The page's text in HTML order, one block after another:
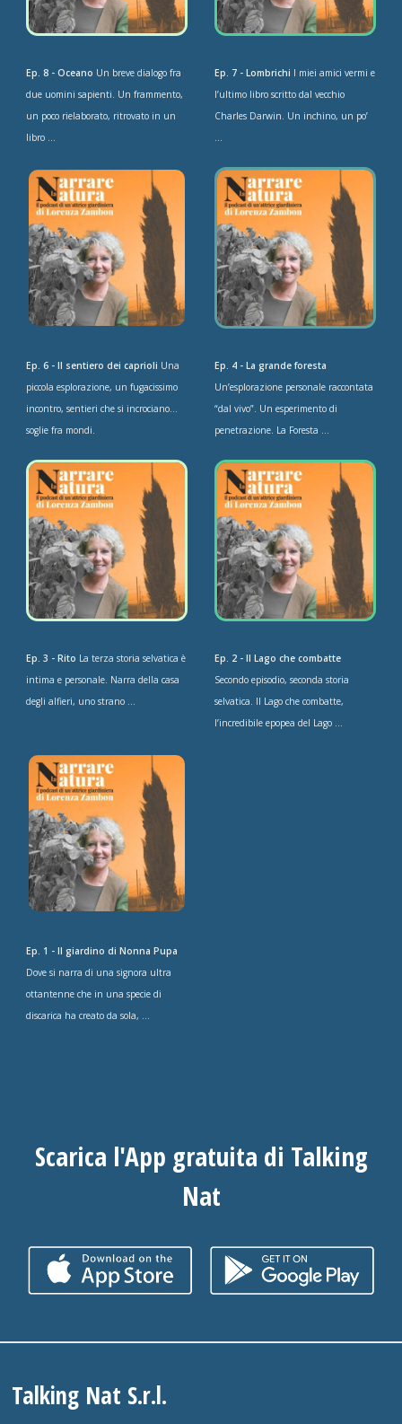
Ep. 8 - Oceano Un breve dialogo fra
due uomini sapienti. Un frammento,
un poco rielaborato, ritrovato in un
libro ...
Ep. 7 - Lombrichi I miei amici vermi e
l’ultimo libro scritto dal vecchio
Charles Darwin. Un inchino, un po’
...
Ep. 6 - Il sentiero dei caprioli Una
piccola esplorazione, un fugacissimo
incontro, sentieri che si incrociano…
soglie fra mondi.
Ep. 4 - La grande foresta
Un’esplorazione personale raccontata
“dal vivo”. Un esperimento di
penetrazione. La Foresta ...
Ep. 3 - Rito La terza storia selvatica è
intima e personale. Narra della casa
degli alfieri, uno strano ...
Ep. 2 - Il Lago che combatte
Secondo episodio, seconda storia
selvatica. Il Lago che combatte,
l’incredibile epopea del Lago ...
Ep. 1 - Il giardino di Nonna Pupa
Dove si narra di una signora ultra
ottantenne che in una specie di
discarica ha creato da sola, ...
Scarica l'App gratuita di Talking
Nat
Talking Nat S.r.l.